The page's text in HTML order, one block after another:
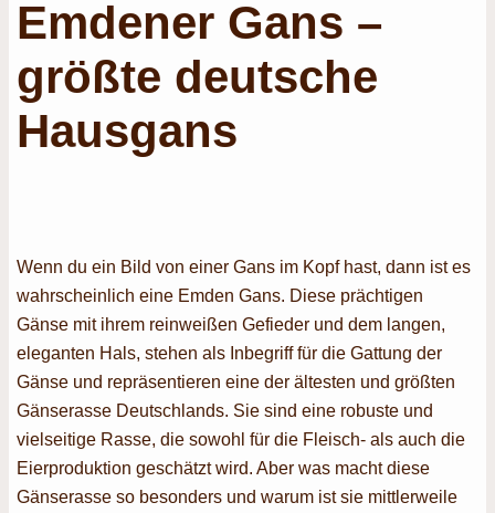
Emdener Gans –
größte deutsche
Hausgans
Wenn du ein Bild von einer Gans im Kopf hast, dann ist es
wahrscheinlich eine Emden Gans. Diese prächtigen
Gänse mit ihrem reinweißen Gefieder und dem langen,
eleganten Hals, stehen als Inbegriff für die Gattung der
Gänse und repräsentieren eine der ältesten und größten
Gänserasse Deutschlands. Sie sind eine robuste und
vielseitige Rasse, die sowohl für die Fleisch- als auch die
Eierproduktion geschätzt wird. Aber was macht diese
Gänserasse so besonders und warum ist sie mittlerweile